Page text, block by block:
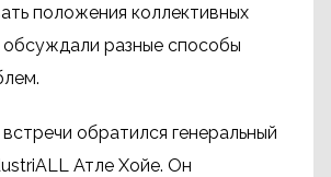
положения коллективных
разные способы
обратился генеральный
Атле Хойе. Он